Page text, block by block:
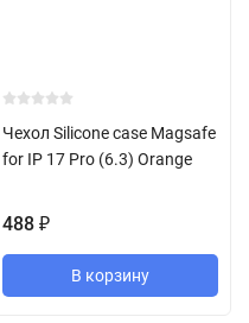
Чехол Silicone case Magsafe
for IP 17 Pro (6.3) Orange
488 ₽
В корзину